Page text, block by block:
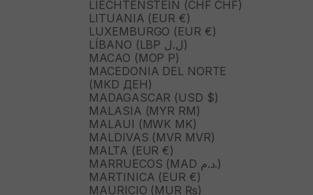
LIECHTENSTEIN (CHF CHF)
LITUANIA (EUR €)
LUXEMBURGO (EUR €)
LÍBANO (LBP ل.ل)
MACAO (MOP P)
MACEDONIA DEL NORTE
(MKD ДЕН)
MADAGASCAR (USD $)
MALASIA (MYR RM)
MALAUI (MWK MK)
MALDIVAS (MVR MVR)
MALTA (EUR €)
MARRUECOS (MAD د.م.)
MARTINICA (EUR €)
MAURICIO (MUR ₨)